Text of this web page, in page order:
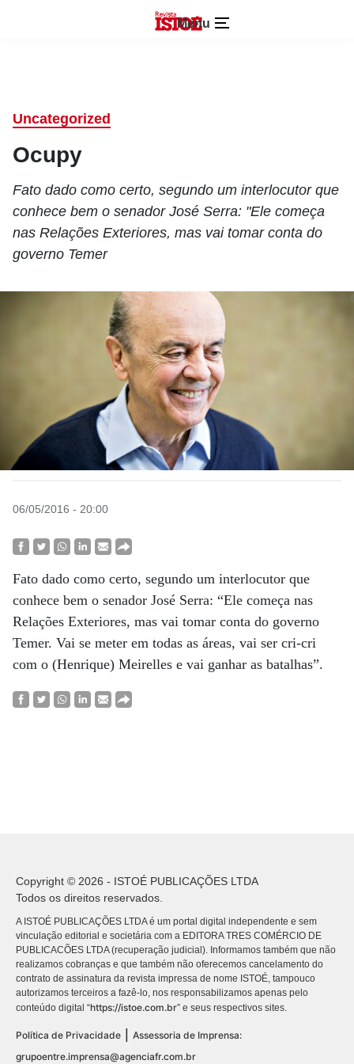
Menu
Uncategorized
Ocupy
Fato dado como certo, segundo um interlocutor que
conhece bem o senador José Serra: "Ele começa
nas Relações Exteriores, mas vai tomar conta do
governo Temer
06/05/2016 - 20:00
Fato dado como certo, segundo um interlocutor que
conhece bem o senador José Serra: “Ele começa nas
Relações Exteriores, mas vai tomar conta do governo
Temer. Vai se meter em todas as áreas, vai ser cri-cri
com o (Henrique) Meirelles e vai ganhar as batalhas”.
Copyright © 2026 - ISTOÉ PUBLICAÇÕES LTDA
Todos os direitos reservados.
A ISTOÉ PUBLICAÇÕES LTDA é um portal digital independente e sem
vinculação editorial e societária com a EDITORA TRES COMÉRCIO DE
PUBLICACÕES LTDA (recuperação judicial). Informamos também que não
realizamos cobranças e que também não oferecemos cancelamento do
contrato de assinatura da revista impressa de nome ISTOÉ, tampouco
autorizamos terceiros a fazê-lo, nos responsabilizamos apenas pelo
conteúdo digital “https://istoe.com.br” e seus respectivos sites.
Política de Privacidade
Assessoria de Imprensa:
grupoentre.imprensa@agenciafr.com.br